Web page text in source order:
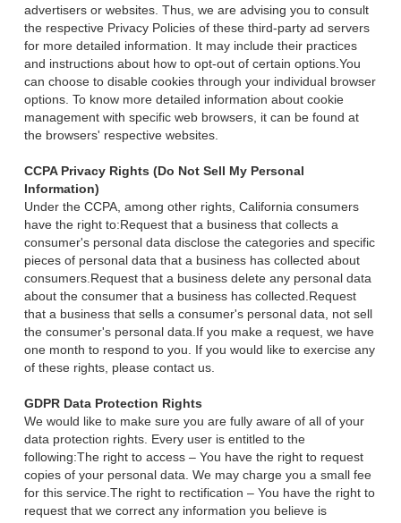
advertisers or websites. Thus, we are advising you to consult
the respective Privacy Policies of these third-party ad servers
for more detailed information. It may include their practices
and instructions about how to opt-out of certain options.You
can choose to disable cookies through your individual browser
options. To know more detailed information about cookie
management with specific web browsers, it can be found at
the browsers' respective websites.
CCPA Privacy Rights (Do Not Sell My Personal
Information)
Under the CCPA, among other rights, California consumers
have the right to:Request that a business that collects a
consumer's personal data disclose the categories and specific
pieces of personal data that a business has collected about
consumers.Request that a business delete any personal data
about the consumer that a business has collected.Request
that a business that sells a consumer's personal data, not sell
the consumer's personal data.If you make a request, we have
one month to respond to you. If you would like to exercise any
of these rights, please contact us.
GDPR Data Protection Rights
We would like to make sure you are fully aware of all of your
data protection rights. Every user is entitled to the
following:The right to access – You have the right to request
copies of your personal data. We may charge you a small fee
for this service.The right to rectification – You have the right to
request that we correct any information you believe is